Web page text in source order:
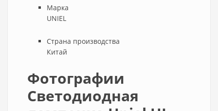
Марка
UNIEL
Страна производства
Китай
Фотографии
Светодиодная